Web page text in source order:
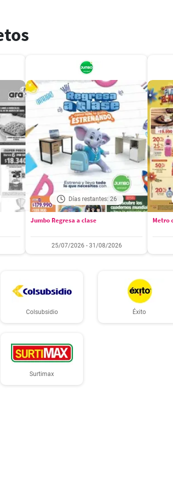
Días restantes: 26
Jumbo Regresa a clase
25/07/2026 - 31/08/2026
Metro
Colsubsidio Éxito
Surtimax